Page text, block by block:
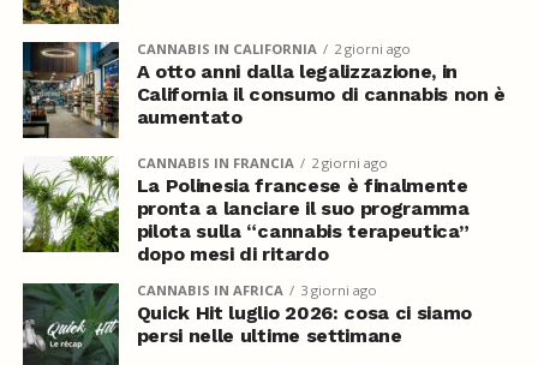
CANNABIS IN CALIFORNIA 2 giorni ago
A otto anni dalla legalizzazione, in
California il consumo di cannabis non è
aumentato
CANNABIS IN FRANCIA 2 giorni ago
La Polinesia francese è finalmente
pronta a lanciare il suo programma
pilota sulla “cannabis terapeutica”
dopo mesi di ritardo
CANNABIS IN AFRICA 3 giorni ago
Quick Hit luglio 2026: cosa ci siamo
persi nelle ultime settimane